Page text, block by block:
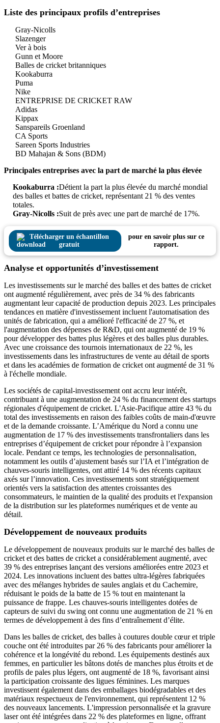
Liste des principaux profils d’entreprises
Gray-Nicolls
Slazenger
Ver à bois
Gunn et Moore
Balles de cricket britanniques
Kookaburra
Puma
Nike
ENTREPRISE DE CRICKET RAW
Adidas
Kippax
Sanspareils Groenland
CA Sports
Sareen Sports Industries
BD Mahajan & Sons (BDM)
Principales entreprises avec la part de marché la plus élevée
Kookaburra :Détient la part la plus élevée du marché mondial
des balles et battes de cricket, représentant 21 % des ventes
totales.
Gray-Nicolls :Suit de près avec une part de marché de 17%.
Télécharger un échantillon
gratuit
pour en savoir plus sur ce
rapport.
Analyse et opportunités d’investissement
Les investissements sur le marché des balles et des battes de cricket
ont augmenté régulièrement, avec près de 34 % des fabricants
augmentant leur capacité de production depuis 2023. Les principales
tendances en matière d'investissement incluent l'automatisation des
unités de fabrication, qui a amélioré l'efficacité de 27 %, et
l'augmentation des dépenses de R&D, qui ont augmenté de 19 %
pour développer des battes plus légères et des balles plus durables.
Avec une croissance des tournois internationaux de 22 %, les
investissements dans les infrastructures de vente au détail de sports
et dans les académies de formation de cricket ont augmenté de 31 %
à l'échelle mondiale.
Les sociétés de capital-investissement ont accru leur intérêt,
contribuant à une augmentation de 24 % du financement des startups
régionales d'équipement de cricket. L'Asie-Pacifique attire 43 % du
total des investissements en raison des faibles coûts de main-d'œuvre
et de la demande croissante. L’Amérique du Nord a connu une
augmentation de 17 % des investissements transfrontaliers dans les
entreprises d’équipement de cricket pour répondre à l’expansion
locale. Pendant ce temps, les technologies de personnalisation,
notamment les outils d’ajustement basés sur l’IA et l’intégration de
chauves-souris intelligentes, ont attiré 14 % des récents capitaux
axés sur l’innovation. Ces investissements sont stratégiquement
orientés vers la satisfaction des attentes croissantes des
consommateurs, le maintien de la qualité des produits et l'expansion
de la distribution sur les plateformes numériques et de vente au
détail.
Développement de nouveaux produits
Le développement de nouveaux produits sur le marché des balles de
cricket et des battes de cricket a considérablement augmenté, avec
39 % des entreprises lançant des versions améliorées entre 2023 et
2024. Les innovations incluent des battes ultra-légères fabriquées
avec des mélanges hybrides de saules anglais et du Cachemire,
réduisant le poids de la batte de 15 % tout en maintenant la
puissance de frappe. Les chauves-souris intelligentes dotées de
capteurs de suivi du swing ont connu une augmentation de 21 % en
termes de développement à des fins d’entraînement d’élite.
Dans les balles de cricket, des balles à coutures double cœur et triple
couche ont été introduites par 26 % des fabricants pour améliorer la
cohérence et la longévité du rebond. Les équipements destinés aux
femmes, en particulier les bâtons dotés de manches plus étroits et de
profils de pales plus légers, ont augmenté de 18 %, favorisant ainsi
la participation croissante des ligues féminines. Les marques
investissent également dans des emballages biodégradables et des
matériaux respectueux de l'environnement, qui représentent 12 %
des nouveaux lancements. L'impression personnalisée et la gravure
laser ont été intégrées dans 22 % des plateformes en ligne, offrant